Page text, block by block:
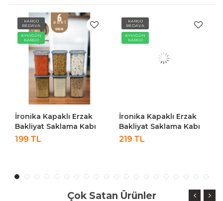
KARGO
BEDAVA
AYNIGÜN
KARGO
İronika Kapaklı Erzak
Bakliyat Saklama Kabı
Kare Saklama Kutusu
199 TL
KARGO
BEDAVA
AYNIGÜN
KARGO
İronika Kapaklı Erzak
Bakliyat Saklama Kabı
Kare Saklama Kutusu
219 TL
Çok Satan Ürünler